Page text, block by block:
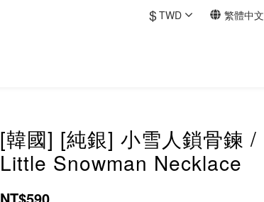
$TWD 繁體中文
[韓國] [純銀] 小雪人鎖骨鍊 /
Little Snowman Necklace